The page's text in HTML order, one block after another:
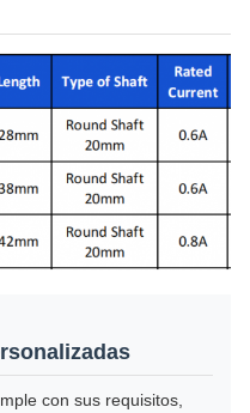
con sus requisitos,